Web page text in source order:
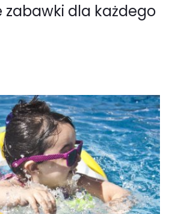
zabawki dla każdego